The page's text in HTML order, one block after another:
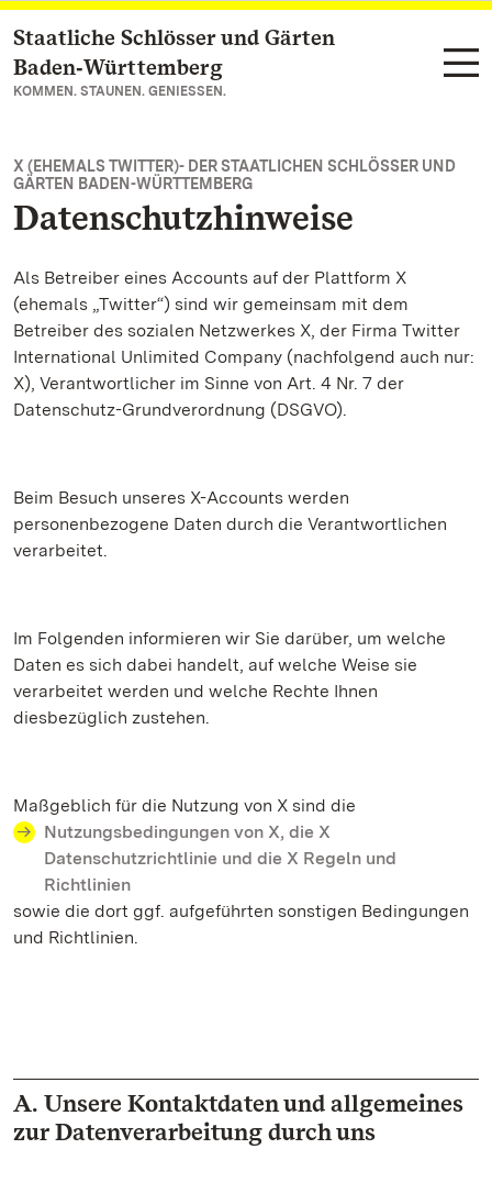
Zum Hauptinhalt springen
Staatliche Schlösser und Gärten
Baden‑Württemberg
KOMMEN. STAUNEN. GENIESSEN.
X (EHEMALS TWITTER)- DER STAATLICHEN SCHLÖSSER UND
GÄRTEN BADEN-WÜRTTEMBERG
Datenschutzhinweise
Als Betreiber eines Accounts auf der Plattform X
(ehemals „Twitter“) sind wir gemeinsam mit dem
Betreiber des sozialen Netzwerkes X, der Firma Twitter
International Unlimited Company (nachfolgend auch nur:
X), Verantwortlicher im Sinne von Art. 4 Nr. 7 der
Datenschutz-Grundverordnung (DSGVO).
Beim Besuch unseres X-Accounts werden
personenbezogene Daten durch die Verantwortlichen
verarbeitet.
Im Folgenden informieren wir Sie darüber, um welche
Daten es sich dabei handelt, auf welche Weise sie
verarbeitet werden und welche Rechte Ihnen
diesbezüglich zustehen.
Maßgeblich für die Nutzung von X sind die
Nutzungsbedingungen von X, die X
Datenschutzrichtlinie und die X Regeln und
Richtlinien
sowie die dort ggf. aufgeführten sonstigen Bedingungen
und Richtlinien.
A. Unsere Kontaktdaten und allgemeines
zur Datenverarbeitung durch uns